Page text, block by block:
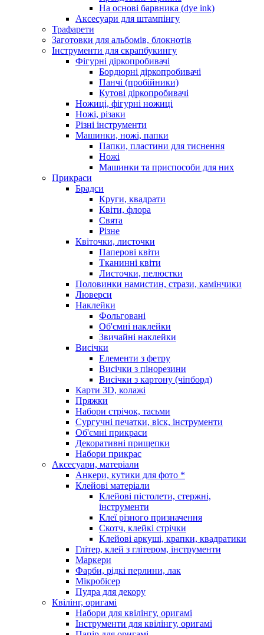
На основі барвника (dye ink)
Аксесуари для штампінгу
Трафарети
Заготовки для альбомів, блокнотів
Інструменти для скрапбукингу
Фігурні діркопробивачі
Бордюрні діркопробивачі
Панчі (пробійники)
Кутові діркопробивачі
Ножиці, фігурні ножиці
Ножі, різаки
Різні інструменти
Машинки, ножі, папки
Папки, пластини для тиснення
Ножі
Машинки та приспособи для них
Прикраси
Брадси
Круги, квадрати
Квіти, флора
Свята
Різне
Квіточки, листочки
Паперові квіти
Тканинні квіти
Листочки, пелюстки
Половинки намистин, стрази, камінчики
Люверси
Наклейки
Фольговані
Об'ємні наклейки
Звичайні наклейки
Висічки
Елементи з фетру
Висічки з пінорезини
Висічки з картону (чіпборд)
Карти 3D, колажі
Пряжки
Набори стрічок, тасьми
Сургучні печатки, віск, інструменти
Об'ємні прикраси
Декоративні прищепки
Набори прикрас
Аксесуари, матеріали
Анкери, кутики для фото *
Клейові матеріали
Клейові пістолети, стержні,
інструменти
Клеї різного призначення
Скотч, клейкі стрічки
Клейові аркуші, крапки, квадратики
Глітер, клей з глітером, інструменти
Маркери
Фарби, рідкі перлини, лак
Мікробісер
Пудра для декору
Квілінг, оригамі
Набори для квілінгу, оригамі
Інструменти для квілінгу, оригамі